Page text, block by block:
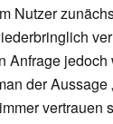
Nutzer
Anfrage
der Aussage
vertrauen